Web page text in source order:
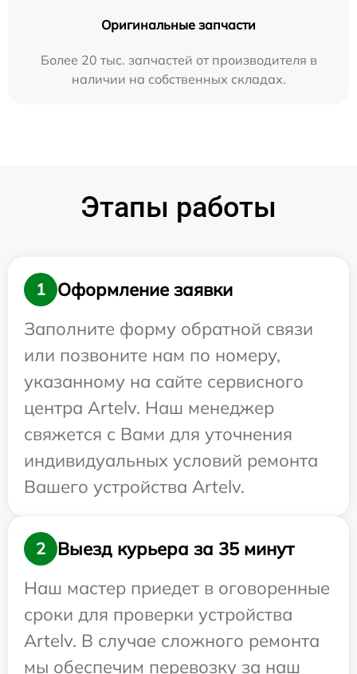
Оригинальные запчасти
Более 20 тыс. запчастей от производителя в
наличии на собственных складах.
Этапы работы
1
Оформление заявки
Заполните форму обратной связи
или позвоните нам по номеру,
указанному на сайте сервисного
центра Artelv. Наш менеджер
свяжется с Вами для уточнения
индивидуальных условий ремонта
Вашего устройства Artelv.
2
Выезд курьера за 35 минут
Наш мастер приедет в оговоренные
сроки для проверки устройства
Artelv. В случае сложного ремонта
мы обеспечим перевозку за наш